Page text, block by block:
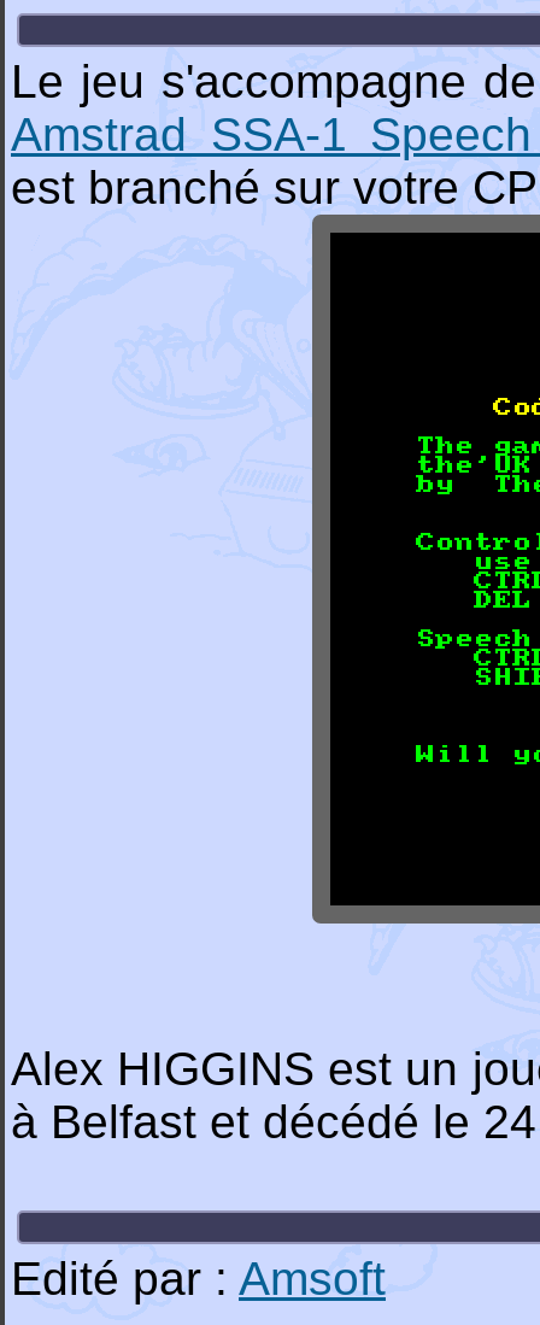
Le jeu s'accompagne
Amstrad SSA-1
est branché sur votre
Alex HIGGINS est un
à Belfast et décédé le
Edité par : Amsoft